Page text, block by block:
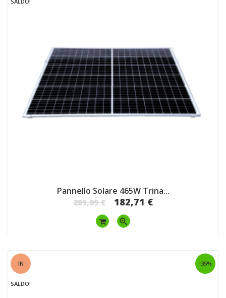
Pannello Solare 465W Trina...
281,09 €
182,71 €
zoom_in
IN
SALDO!
-35%